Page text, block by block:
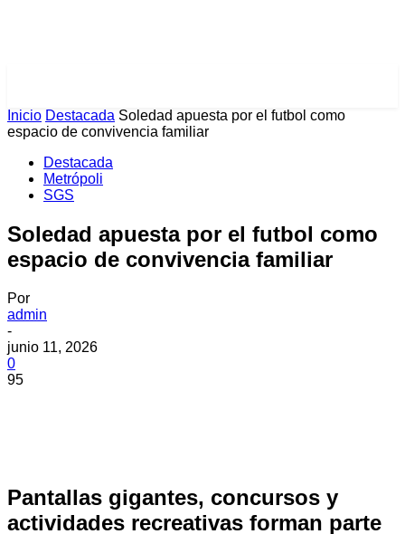
Inicio Destacada Soledad apuesta por el futbol como
espacio de convivencia familiar
Destacada
Metrópoli
SGS
Soledad apuesta por el futbol como
espacio de convivencia familiar
Por
admin
-
junio 11, 2026
0
95
Pantallas gigantes, concursos y
actividades recreativas forman parte